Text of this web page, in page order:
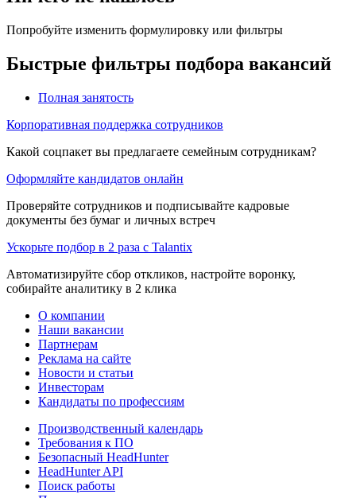
Попробуйте изменить формулировку или фильтры
Быстрые фильтры подбора вакансий
Полная занятость
Корпоративная поддержка сотрудников
Какой соцпакет вы предлагаете семейным сотрудникам?
Оформляйте кандидатов онлайн
Проверяйте сотрудников и подписывайте кадровые
документы без бумаг и личных встреч
Ускорьте подбор в 2 раза с Talantix
Автоматизируйте сбор откликов, настройте воронку,
собирайте аналитику в 2 клика
О компании
Наши вакансии
Партнерам
Реклама на сайте
Новости и статьи
Инвесторам
Кандидаты по профессиям
Производственный календарь
Требования к ПО
Безопасный HeadHunter
HeadHunter API
Поиск работы